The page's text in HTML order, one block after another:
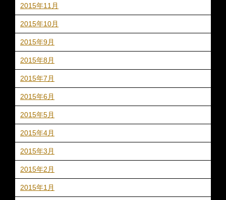
2015年11月
2015年10月
2015年9月
2015年8月
2015年7月
2015年6月
2015年5月
2015年4月
2015年3月
2015年2月
2015年1月